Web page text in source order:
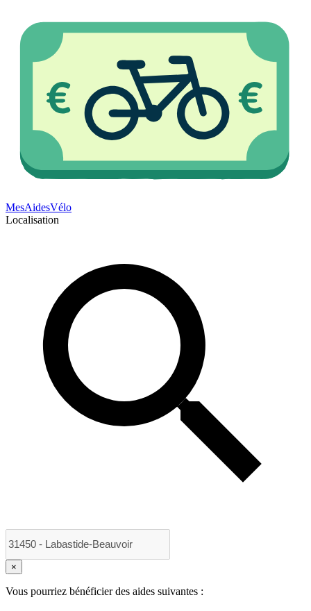
MesAidesVélo
Localisation
×
Vous pourriez bénéficier des aides suivantes :